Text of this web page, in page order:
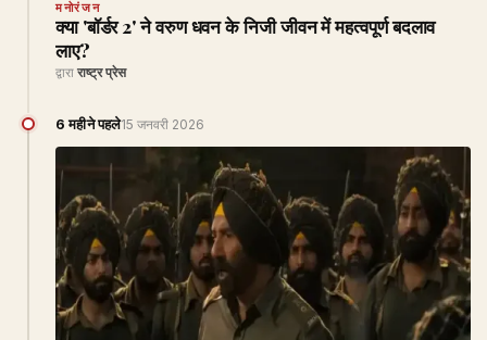
मनोरंजन
क्या 'बॉर्डर 2' ने वरुण धवन के निजी जीवन में महत्वपूर्ण बदलाव
लाए?
द्वारा राष्ट्र प्रेस
6 महीने पहले15 जनवरी 2026